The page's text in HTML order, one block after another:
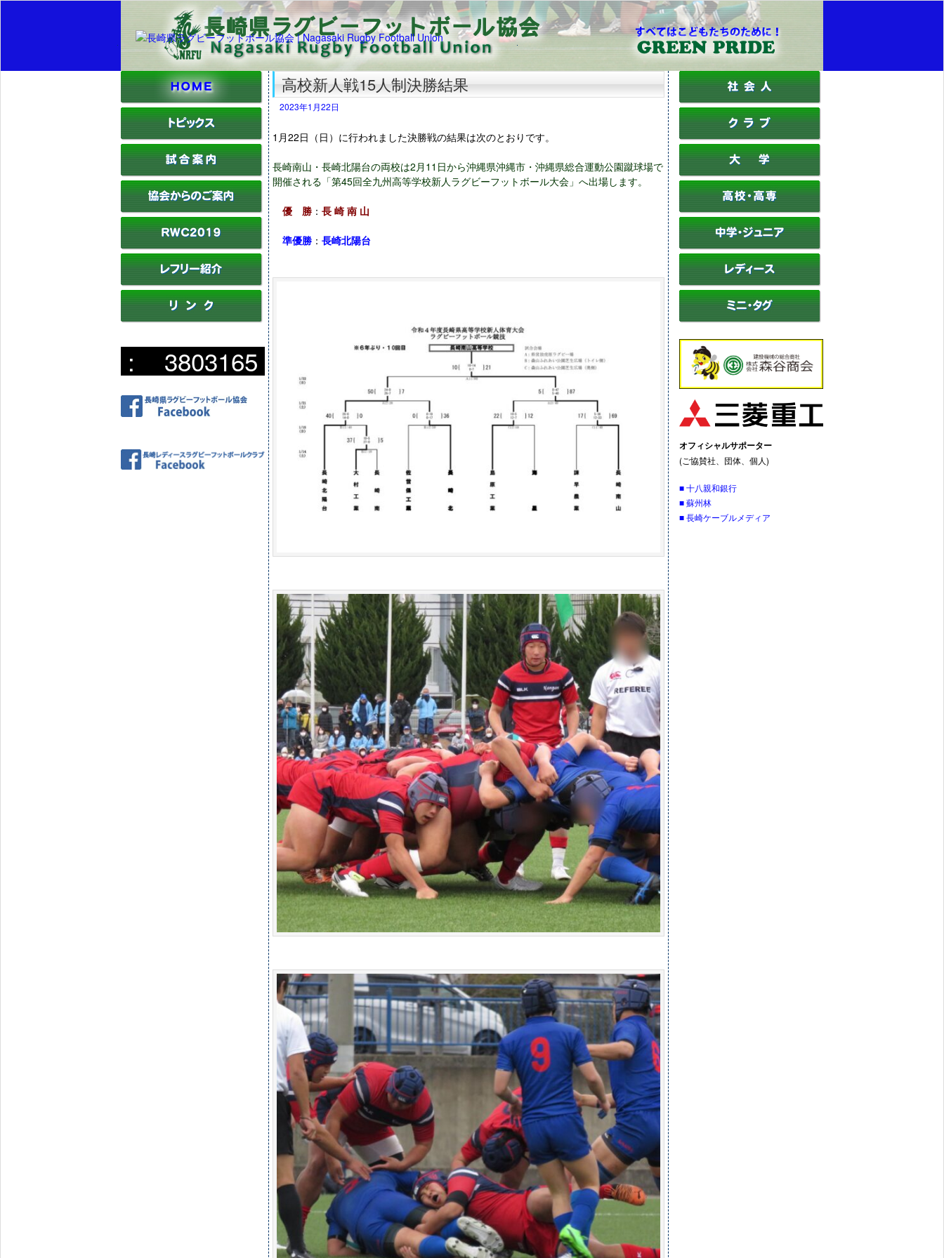
3803165
:
高校新人戦15人制決勝結果
2023年1月22日
1月22日（日）に行われました決勝戦の結果は次のとおりです。
長崎南山・長崎北陽台の両校は2月11日から沖縄県沖縄市・沖縄県総合運動公園蹴球場で
開催される「第45回全九州高等学校新人ラグビーフットボール大会」へ出場します。
優 勝 ： 長 崎 南 山
準優勝 ： 長崎北陽台
オフィシャルサポーター
(ご協賛社、団体、個人)
■ 十八親和銀行
■ 蘇州林
■ 長崎ケーブルメディア